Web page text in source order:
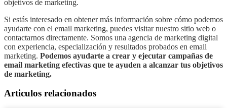
objetivos de marketing.
Si estás interesado en obtener más información sobre cómo podemos
ayudarte con el email marketing, puedes visitar nuestro sitio web o
contactarnos directamente. Somos una agencia de marketing digital
con experiencia, especialización y resultados probados en email
marketing. Podemos ayudarte a crear y ejecutar campañas de
email marketing efectivas que te ayuden a alcanzar tus objetivos
de marketing.
Articulos relacionados